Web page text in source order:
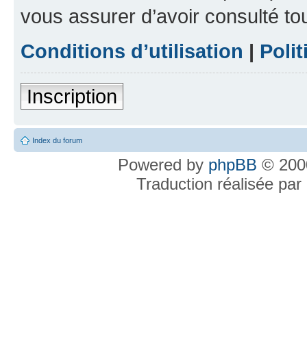
vous assurer d’avoir consulté
Conditions d’utilisation |
Inscription
Index du forum
Powered by phpBB ©
Traduction réalisée par